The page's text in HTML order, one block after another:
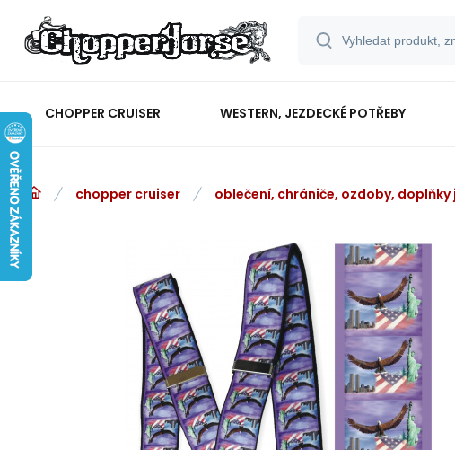
CHOPPER CRUISER WESTERN, JEZDECKÉ POTŘEBY
chopper cruiser oblečení, chrániče, ozdoby, doplňky